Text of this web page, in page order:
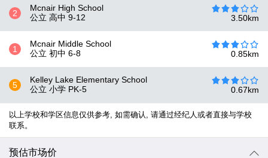
2
Mcnair High School
公立 高中 9-12 3.50km
1
Mcnair Middle School
公立 初中 6-8 0.85km
5
Kelley Lake Elementary School
公立 小学 PK-5 0.67km
以上学校和学区信息仅供参考, 如需确认, 请通过经纪人或者直接与学校
联系。
预估市场价